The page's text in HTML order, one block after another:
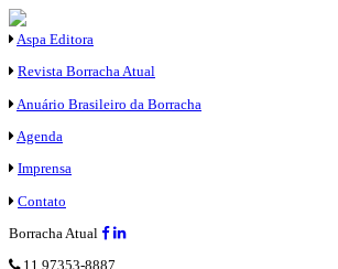
Aspa Editora
Revista Borracha Atual
Anuário Brasileiro da Borracha
Agenda
Imprensa
Contato
Borracha Atual
11 97353-8887